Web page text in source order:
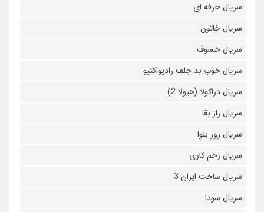
سریال حرفه ای
سریال خاتون
سریال خسوف
سریال خوب بد جلف رادیواکتیو
سریال دراکولا (هیولا 2)
سریال راز بقا
سریال روز بلوا
سریال زخم کاری
سریال ساخت ایران 3
سریال سودا